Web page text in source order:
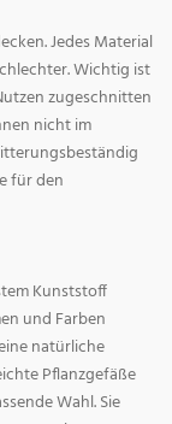
Jedes Material
Wichtig ist
zugeschnitten
nicht im
für den
Kunststoff
und Farben
natürliche
Pflanzgefäße
Wahl. Sie